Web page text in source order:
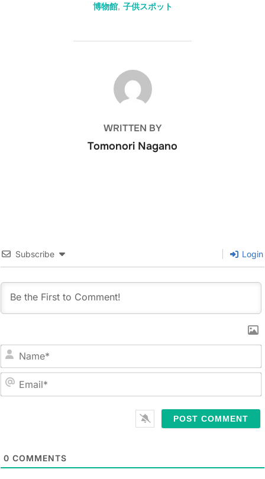
博物館, 子供スポット
POST AUTHOR
WRITTEN BY
Tomonori Nagano
Subscribe Login
N
m
*0 COMMENTS